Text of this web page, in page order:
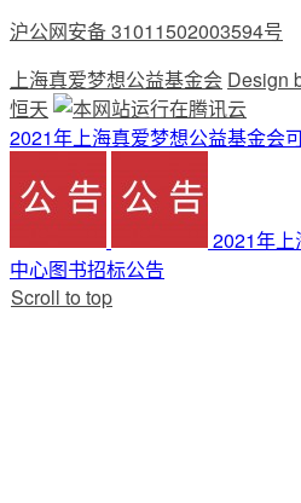
沪公网安备 31011502003594号
上海真爱梦想公益基金会 Design
恒天
2021年上海真爱梦想公益基金会
2021年上
中心图书招标公告
Scroll to top